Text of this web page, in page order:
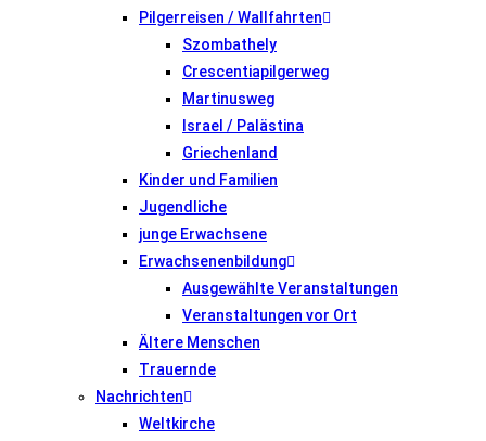
Pilgerreisen / Wallfahrten
Szombathely
Crescentiapilgerweg
Martinusweg
Israel / Palästina
Griechenland
Kinder und Familien
Jugendliche
junge Erwachsene
Erwachsenenbildung
Ausgewählte Veranstaltungen
Veranstaltungen vor Ort
Ältere Menschen
Trauernde
Nachrichten
Weltkirche